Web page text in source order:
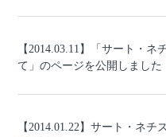
【2014.03.11】「サート・
て」のページを公開しました
【2014.01.22】サート・ネチ